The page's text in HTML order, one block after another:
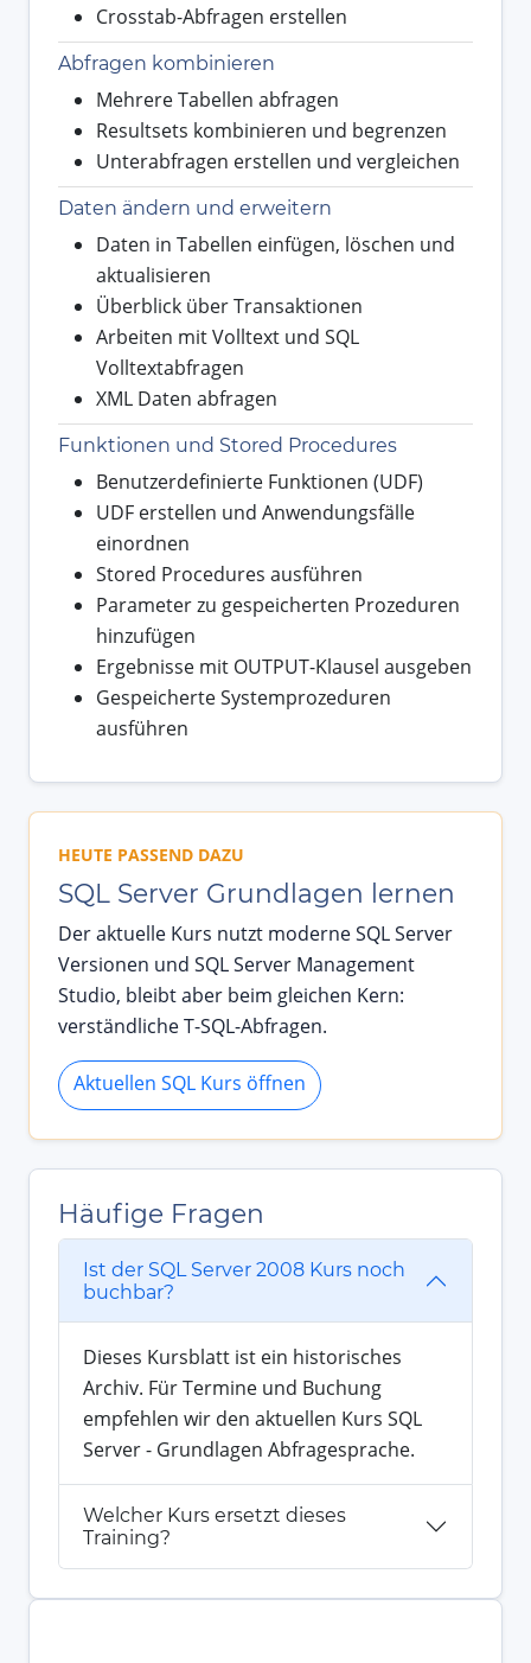
Crosstab-Abfragen erstellen
Abfragen kombinieren
Mehrere Tabellen abfragen
Resultsets kombinieren und begrenzen
Unterabfragen erstellen und vergleichen
Daten ändern und erweitern
Daten in Tabellen einfügen, löschen und
aktualisieren
Überblick über Transaktionen
Arbeiten mit Volltext und SQL
Volltextabfragen
XML Daten abfragen
Funktionen und Stored Procedures
Benutzerdefinierte Funktionen (UDF)
UDF erstellen und Anwendungsfälle
einordnen
Stored Procedures ausführen
Parameter zu gespeicherten Prozeduren
hinzufügen
Ergebnisse mit OUTPUT-Klausel ausgeben
Gespeicherte Systemprozeduren
ausführen
HEUTE PASSEND DAZU
SQL Server Grundlagen lernen
Der aktuelle Kurs nutzt moderne SQL Server
Versionen und SQL Server Management
Studio, bleibt aber beim gleichen Kern:
verständliche T-SQL-Abfragen.
Aktuellen SQL Kurs öffnen
Häufige Fragen
Ist der SQL Server 2008 Kurs noch
buchbar?
Dieses Kursblatt ist ein historisches
Archiv. Für Termine und Buchung
empfehlen wir den aktuellen Kurs SQL
Server - Grundlagen Abfragesprache.
Welcher Kurs ersetzt dieses
Training?